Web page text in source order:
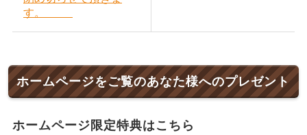
す。
ホームページをご覧のあなた様へのプレゼント
ホームページ限定特典はこちら